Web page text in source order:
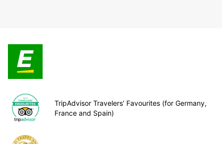
TripAdvisor Travelers’ Favourites (for Germany,
France and Spain)